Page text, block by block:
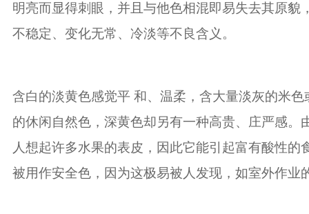
明亮而显得刺眼，并且与他色相混即易失去其原貌
不稳定、变化无常、冷淡等不良含义。
含白的淡黄色感觉平 和、温柔，含大量淡灰的米色
的休闲自然色，深黄色却另有一种高贵、庄严感。
人想起许多水果的表皮，因此它能引起富有酸性的
被用作安全色，因为这极易被人发现，如室外作业